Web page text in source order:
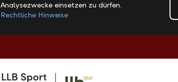
Analysezwecke einsetzen zu dürfen.
Rechtliche Hinweise